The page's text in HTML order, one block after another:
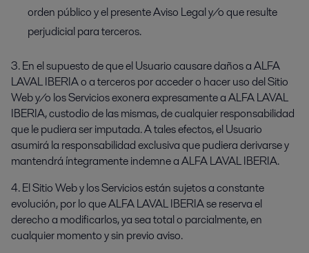
orden público y el presente Aviso Legal y/o que resulte
perjudicial para terceros.
3. En el supuesto de que el Usuario causare daños a ALFA
LAVAL IBERIA o a terceros por acceder o hacer uso del Sitio
Web y/o los Servicios exonera expresamente a ALFA LAVAL
IBERIA, custodio de las mismas, de cualquier responsabilidad
que le pudiera ser imputada. A tales efectos, el Usuario
asumirá la responsabilidad exclusiva que pudiera derivarse y
mantendrá íntegramente indemne a ALFA LAVAL IBERIA.
4. El Sitio Web y los Servicios están sujetos a constante
evolución, por lo que ALFA LAVAL IBERIA se reserva el
derecho a modificarlos, ya sea total o parcialmente, en
cualquier momento y sin previo aviso.